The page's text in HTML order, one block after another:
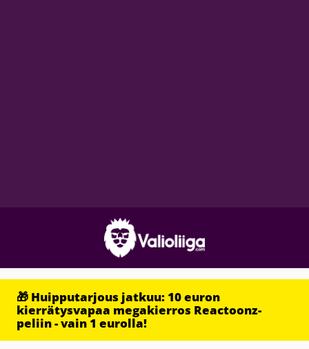
🎁 Huipputarjous jatkuu: 10 euron
kierrätysvapaa megakierros Reactoonz-
peliin - vain 1 eurolla!